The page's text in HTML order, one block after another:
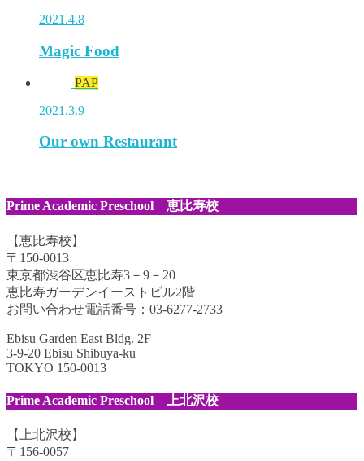
2021.4.8
Magic Food
PAP
2021.3.9
Our own Restaurant
Prime Academic Preschool 恵比寿校
【恵比寿校】
〒150-0013
東京都渋谷区恵比寿3－9－20
恵比寿ガーデンイーストビル2階
お問い合わせ電話番号：03-6277-2733
Ebisu Garden East Bldg. 2F
3-9-20 Ebisu Shibuya-ku
TOKYO 150-0013
Prime Academic Preschool 上北沢校
【上北沢校】
〒156-0057